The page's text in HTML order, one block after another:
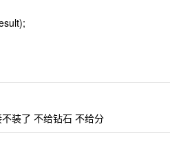
装了 不给钻石 不给分